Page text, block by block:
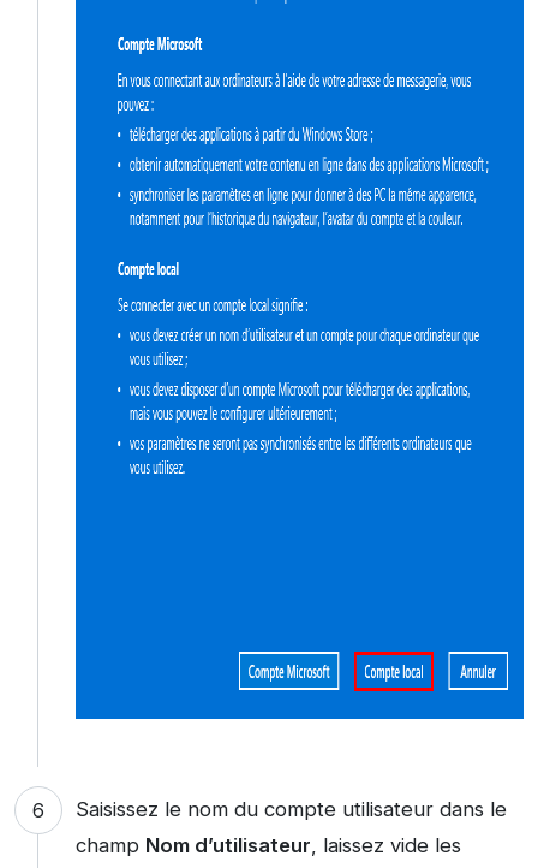
Saisissez le nom du compte utilisateur dans le
champ Nom d’utilisateur, laissez vide les